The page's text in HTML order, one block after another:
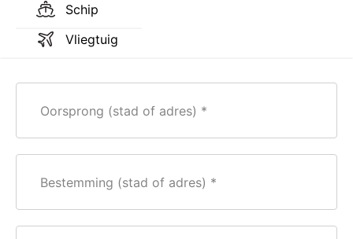
Schip
Vliegtuig
Oorsprong (stad of adres)
Bestemming (stad of adres)